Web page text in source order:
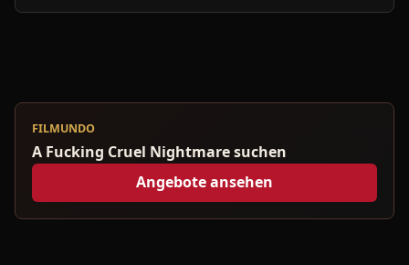
FILMUNDO
A Fucking Cruel Nightmare suchen
Angebote ansehen